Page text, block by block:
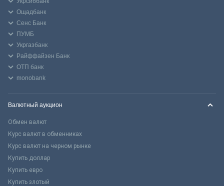
Ощадбанк
Сенс Банк
ПУМБ
Укргазбанк
Райффайзен Банк
ОТП банк
monobank
Валютный аукцион
Обмен валют
Курс валют в обменниках
Курс валют на черном рынке
Купить доллар
Купить евро
Купить злотый